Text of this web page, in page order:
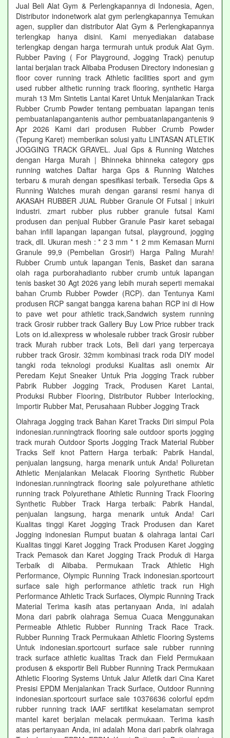
Jual Beli Alat Gym & Perlengkapannya di Indonesia, Agen,
Distributor indonetwork alat gym perlengkapannya Temukan
agen, supplier dan distributor Alat Gym & Perlengkapannya
terlengkap hanya disini. Kami menyediakan database
terlengkap dengan harga termurah untuk produk Alat Gym.
Rubber Paving ( For Playground, Jogging Track) penutup
lantai berjalan track Alibaba Produsen Directory indonesian g
floor cover running track Athletic facilities sport and gym
used rubber althetic running track flooring, synthetic Harga
murah 13 Mm Sintetis Lantai Karet Untuk Menjalankan Track
Rubber Crumb Powder tentang pembuatan lapangan tenis
pembuatanlapangantenis author pembuatanlapangantenis 9
Apr 2026 Kami dari produsen Rubber Crumb Powder
(Tepung Karet) memberikan solusi yaitu LINTASAN ATLETIK
JOGGING TRACK GRAVEL. Jual Gps & Running Watches
dengan Harga Murah | Bhinneka bhinneka category gps
running watches Daftar harga Gps & Running Watches
terbaru & murah dengan spesifikasi terbaik. Tersedia Gps &
Running Watches murah dengan garansi resmi hanya di
AKASAH RUBBER JUAL Rubber Granule Of Futsal | inkuiri
industri. zmart rubber plus rubber granule futsal Kami
produsen dan penjual Rubber Granule Pasir karet sebagai
bahan infill lapangan lapangan futsal, playground, jogging
track, dll. Ukuran mesh : * 2 3 mm * 1 2 mm Kemasan Murni
Granule 99,9 (Pembelian Grosir!) Harga Paling Murah!
Rubber Crumb untuk lapangan Tenis, Basket dan sarana
olah raga purborahadianto rubber crumb untuk lapangan
tenis basket 30 Agt 2026 yang lebih murah seperti memakai
bahan Crumb Rubber Powder (RCP). dan Tentunya Kami
produsen RCP sangat bangga karena bahan RCP ini di How
to pave wet pour athletic track,Sandwich system running
track Grosir rubber track Gallery Buy Low Price rubber track
Lots on id.aliexpress w wholesale rubber track Grosir rubber
track Murah rubber track Lots, Beli dari yang terpercaya
rubber track Grosir. 32mm kombinasi track roda DIY model
tangki roda teknologi produksi Kualitas asli onemix Air
Peredam Kejut Sneaker Untuk Pria Jogging Track rubber
Pabrik Rubber Jogging Track, Produsen Karet Lantai,
Produksi Rubber Flooring, Distributor Rubber Interlocking,
Importir Rubber Mat, Perusahaan Rubber Jogging Track
Olahraga Jogging track Bahan Karet Tracks Diri simpul Pola
indonesian.runningtrack flooring sale outdoor sports jogging
track murah Outdoor Sports Jogging Track Material Rubber
Tracks Self knot Pattern Harga terbaik: Pabrik Handal,
penjualan langsung, harga menarik untuk Anda! Poliuretan
Athletic Menjalankan Melacak Flooring Synthetic Rubber
indonesian.runningtrack flooring sale polyurethane athletic
running track Polyurethane Athletic Running Track Flooring
Synthetic Rubber Track Harga terbaik: Pabrik Handal,
penjualan langsung, harga menarik untuk Anda! Cari
Kualitas tinggi Karet Jogging Track Produsen dan Karet
Jogging indonesian Rumput buatan & olahraga lantai Cari
Kualitas tinggi Karet Jogging Track Produsen Karet Jogging
Track Pemasok dan Karet Jogging Track Produk di Harga
Terbaik di Alibaba. Permukaan Track Athletic High
Performance, Olympic Running Track indonesian.sportcourt
surface sale high performance athletic track run High
Performance Athletic Track Surfaces, Olympic Running Track
Material Terima kasih atas pertanyaan Anda, ini adalah
Mona dari pabrik olahraga Semua Cuaca Menggunakan
Permeable Athletic Rubber Running Track Race Track.
Rubber Running Track Permukaan Athletic Flooring Systems
Untuk indonesian.sportcourt surface sale rubber running
track surface athletic kualitas Track dan Field Permukaan
produsen & eksportir Beli Rubber Running Track Permukaan
Athletic Flooring Systems Untuk Jalur Atletik dari Cina Karet
Presisi EPDM Menjalankan Track Surface, Outdoor Running
indonesian.sportcourt surface sale 10376636 colorful epdm
rubber running track IAAF sertifikat keselamatan semprot
mantel karet berjalan melacak permukaan. Terima kasih
atas pertanyaan Anda, ini adalah Mona dari pabrik olahraga